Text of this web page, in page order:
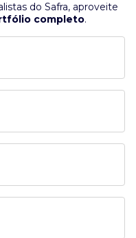
do Safra, aproveite
completo.